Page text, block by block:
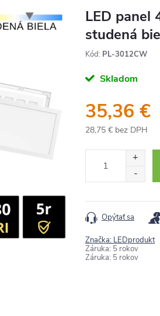
LED panel
studená
Kód: PL-3012CW
Skladom
35,36 €
28,75 € bez DPH
cena:
Opýtať sa
Značka: LEDprodukt
Záruka: 5 rokov
Záruka: 5 rokov